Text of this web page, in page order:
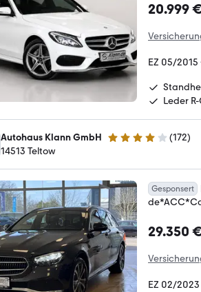
20.999
EZ 05/2015
Leder
Autohaus Klann GmbH 4 Sterne (172)
14513 Teltow
Gesponsert
29.350
EZ 02/2023